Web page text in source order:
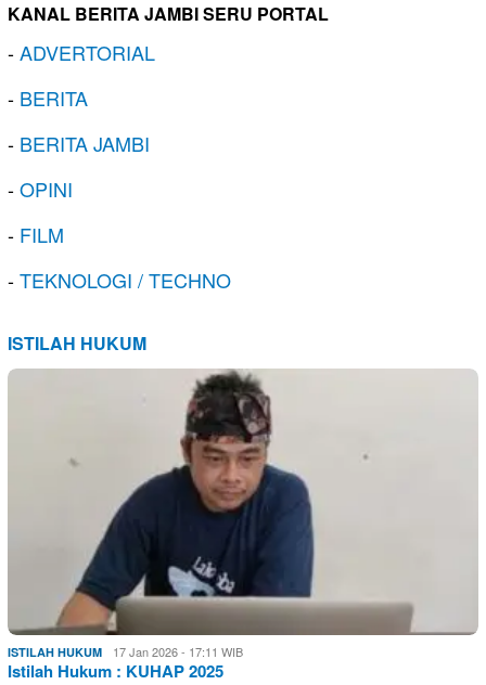
KANAL BERITA JAMBI SERU PORTAL
-ADVERTORIAL
- BERITA
- BERITA JAMBI
-OPINI
- FILM
-TEKNOLOGI / TECHNO
ISTILAH HUKUM
ISTILAH HUKUM 17 Jan 2026 - 17:11 WIB
Istilah Hukum : KUHAP 2025